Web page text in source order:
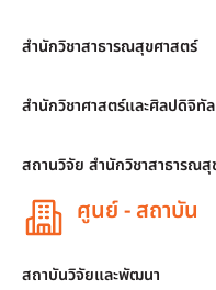
สำนักวิชาสาธารณสุขศาสตร์
สำนักวิชาศาสตร์และศิลปดิจิทัล
สถานวิจัย สำนักวิชาสาธารณ
ศูนย์ - สถาบัน
สถาบันวิจัยและพัฒนา